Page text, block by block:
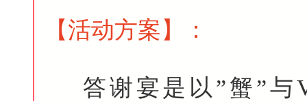
【活动方案 】 ：
答谢宴是以”蟹”与